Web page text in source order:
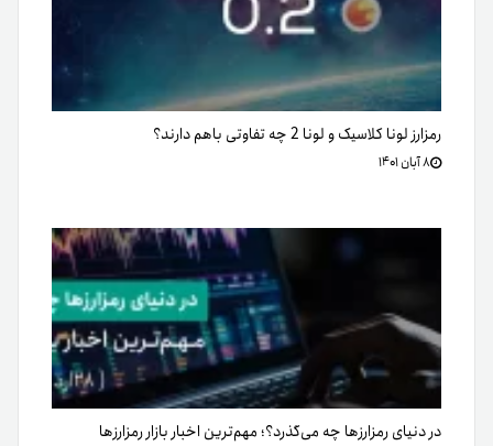
رمزارز لونا کلاسیک و لونا 2 چه تفاوتی باهم دارند؟
۸ آبان ۱۴۰۱
در دنیای رمزارزها چه می‌گذرد؟؛ مهم‌ترین اخبار بازار رمزارزها